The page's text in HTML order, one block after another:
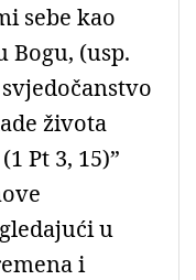
sebe kao
Bogu, (usp.
života
Pt 3, 15)”
u
i